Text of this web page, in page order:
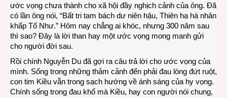
ước vọng chưa thành cho xã hội đầy nghịch cảnh của ông. Đã
có lần ông nói, “Bất tri tam bách dư niên hậu, Thiên hạ hà nhân
khấp Tố Như.” Hôm nay chẳng ai khóc, nhưng 300 năm sau
thì sao? Đây là lời than hay một ước vọng mong manh gửi
cho người đời sau.
Rồi chính Nguyễn Du đã gợi ra câu trả lời cho ước vọng của
mình. Sống trong những thảm cảnh đến phải đau lòng đứt ruột,
con tim Kiều vẫn trong sạch hướng về ánh sáng của hy vọng.
Chính sống trong đau khổ mà Kiều, hay con người nói chung,